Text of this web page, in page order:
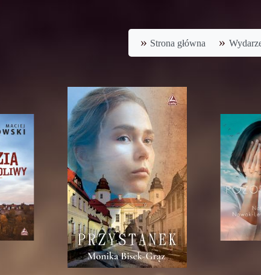
Strona główna